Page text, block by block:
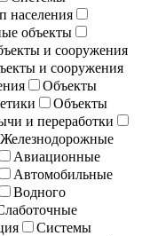
населения
объекты
и сооружения
и сооружения
Объекты
Объекты
и переработки
Железнодорожные
Авиационные
Автомобильные
Водного
Системы